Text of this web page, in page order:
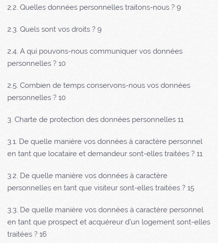
2.2. Quelles données personnelles traitons-nous ? 9
2.3. Quels sont vos droits ? 9
2.4. A qui pouvons-nous communiquer vos données
personnelles ? 10
2.5. Combien de temps conservons-nous vos données
personnelles ? 10
3. Charte de protection des données personnelles 11
3.1. De quelle manière vos données à caractère personnel
en tant que locataire et demandeur sont-elles traitées ? 11
3.2. De quelle manière vos données à caractère
personnelles en tant que visiteur sont-elles traitées ? 15
3.3. De quelle manière vos données à caractère personnel
en tant que prospect et acquéreur d’un logement sont-elles
traitées ? 16